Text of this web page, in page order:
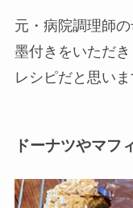
元・病院調理師
墨付きをいただ
レシピだと思い
ドーナツやマフ